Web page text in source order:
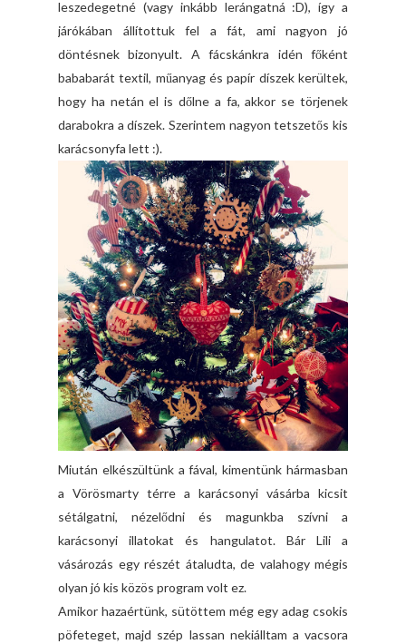
leszedegetné (vagy inkább lerángatná :D), így a
járókában állítottuk fel a fát, ami nagyon jó
döntésnek bizonyult. A fácskánkra idén főként
bababarát textil, műanyag és papír díszek kerültek,
hogy ha netán el is dőlne a fa, akkor se törjenek
darabokra a díszek. Szerintem nagyon tetszetős kis
karácsonyfa lett :).
Miután elkészültünk a fával, kimentünk hármasban
a Vörösmarty térre a karácsonyi vásárba kicsit
sétálgatni, nézelődni és magunkba szívni a
karácsonyi illatokat és hangulatot. Bár Lili a
vásározás egy részét átaludta, de valahogy mégis
olyan jó kis közös program volt ez.
Amikor hazaértünk, sütöttem még egy adag csokis
pöfeteget, majd szép lassan nekiálltam a vacsora